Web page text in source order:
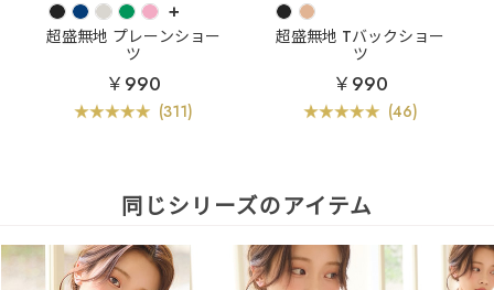
+
超盛無地 プレーンショー
ツ
￥990
(311)
超盛無地 Tバックショー
ツ
￥990
(46)
同じシリーズのアイテム